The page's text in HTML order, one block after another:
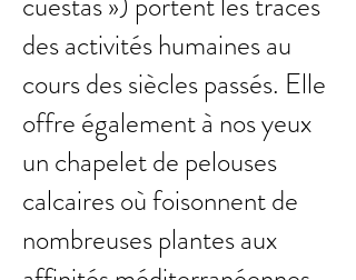
des activités humaines au
cours des siècles passés. Elle
offre également à nos yeux
un chapelet de pelouses
calcaires où foisonnent de
nombreuses plantes aux